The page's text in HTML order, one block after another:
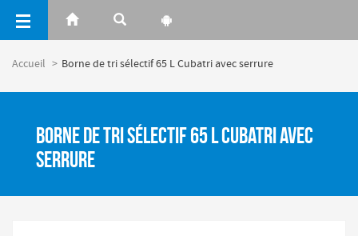
Accueil Borne de tri sélectif 65 L Cubatri avec serrure
Borne de tri sélectif 65 L Cubatri avec
serrure